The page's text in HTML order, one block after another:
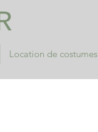
Location de costumes